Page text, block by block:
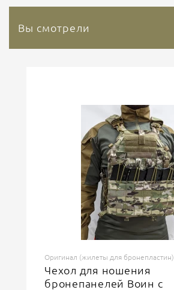
Вы смотрели
Оригинал (жилеты для бронепластин)
Чехол для ношения
бронепанелей Воин с